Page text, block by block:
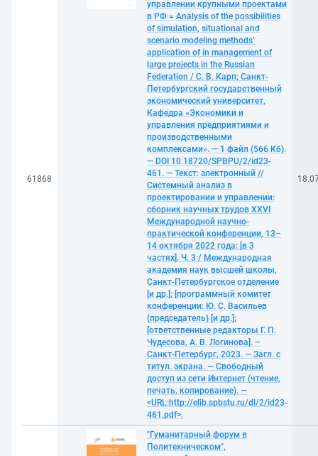
61868
управлении крупными проектами
в РФ = Analysis of the possibilities
of simulation, situational and
scenario modeling methods’
application of in management of
large projects in the Russian
Federation / С. В. Карп; Санкт-
Петербургский государственный
экономический университет,
Кафедра «Экономики и
управления предприятиями и
производственными
комплексами». — 1 файл (566 Кб).
— DOI 10.18720/SPBPU/2/id23-
461. — Текст: электронный //
Системный анализ в
проектировании и управлении:
сборник научных трудов XXVI
Международной научно-
практической конференции, 13–
14 октября 2022 года: [в 3
частях]. Ч. 3 / Международная
академия наук высшей школы,
Санкт-Петербургское отделение
[и др.]; [программный комитет
конференции: Ю. С. Васильев
(председатель) [и др.];
[ответственные редакторы Г. П.
Чудесова, А. В. Логинова]. –
Санкт-Петербург, 2023. — Загл. с
титул. экрана. — Свободный
доступ из сети Интернет (чтение,
печать, копирование). —
<URL:http://elib.spbstu.ru/dl/2/id23-
461.pdf>.
"Гуманитарный форум в
Политехническом",